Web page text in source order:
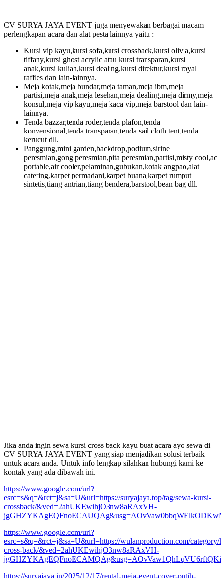
CV SURYA JAYA EVENT juga menyewakan berbagai macam
perlengkapan acara dan alat pesta lainnya yaitu :
Kursi vip kayu,kursi sofa,kursi crossback,kursi olivia,kursi
tiffany,kursi ghost acrylic atau kursi transparan,kursi
anak,kursi kuliah,kursi dealing,kursi direktur,kursi royal
raffles dan lain-lainnya.
Meja kotak,meja bundar,meja taman,meja ibm,meja
partisi,meja anak,meja lesehan,meja dealing,meja dirmy,meja
konsul,meja vip kayu,meja kaca vip,meja barstool dan lain-
lainnya.
Tenda bazzar,tenda roder,tenda plafon,tenda
konvensional,tenda transparan,tenda sail cloth tent,tenda
kerucut dll.
Panggung,mini garden,backdrop,podium,sirine
peresmian,gong peresmian,pita peresmian,partisi,misty cool,ac
portable,air cooler,pelaminan,gubukan,kotak angpao,alat
catering,karpet permadani,karpet buana,karpet rumput
sintetis,tiang antrian,tiang bendera,barstool,bean bag dll.
Jika anda ingin sewa kursi cross back kayu buat acara ayo sewa di
CV SURYA JAYA EVENT yang siap menjadikan solusi terbaik
untuk acara anda. Untuk info lengkap silahkan hubungi kami ke
kontak yang ada dibawah ini.
https://www.google.com/url?
esrc=s&q=&rct=j&sa=U&url=https://suryajaya.top/tag/sewa-kursi-
crossback/&ved=2ahUKEwihjO3nw8aRAxVH-
https://www.google.com/url?
esrc=s&q=&rct=j&sa=U&url=https://wulanproduction.com/category/
cross-back/&ved=2ahUKEwihjO3nw8aRAxVH-
https://suryajaya.in/2025/12/17/rental-meja-event-cover-putih-